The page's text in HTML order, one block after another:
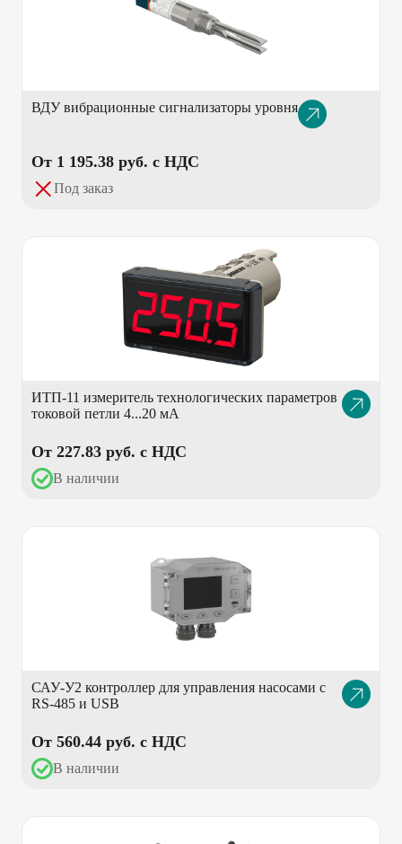
ВДУ вибрационные сигнализаторы уровняОписание
товара
От 1 195.38 pуб. с НДС
Под заказ
ИТП-11 измеритель технологических параметров
токовой петли 4...20 мА
Описание
товара
От 227.83 pуб. с НДС
В наличии
САУ-У2 контроллер для управления насосами с
RS-485 и USB
Описание
товара
От 560.44 pуб. с НДС
В наличии